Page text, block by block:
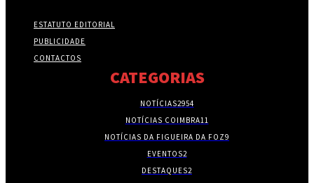
ESTATUTO EDITORIAL
PUBLICIDADE
CONTACTOS
CATEGORIAS
NOTÍCIAS2954
NOTÍCIAS COIMBRA11
NOTÍCIAS DA FIGUEIRA DA FOZ9
EVENTOS2
DESTAQUES2